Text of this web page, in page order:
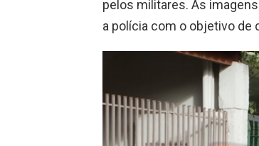
pelos militares. As
a polícia com o objetivo de